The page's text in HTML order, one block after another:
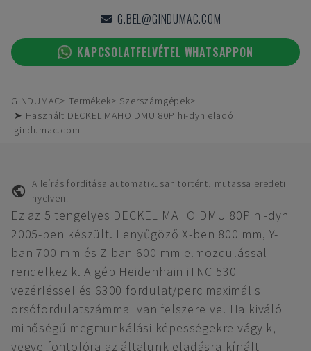
G.BEL@GINDUMAC.COM
KAPCSOLATFELVÉTEL WHATSAPPON
GINDUMAC Termékek
Szerszámgépek
➤ Használt DECKEL MAHO DMU 80P hi-dyn eladó |
gindumac.com
A leírás fordítása automatikusan történt, mutassa eredeti
nyelven.
Ez az 5 tengelyes DECKEL MAHO DMU 80P hi-dyn
2005-ben készült. Lenyűgöző X-ben 800 mm, Y-
ban 700 mm és Z-ban 600 mm elmozdulással
rendelkezik. A gép Heidenhain iTNC 530
vezérléssel és 6300 fordulat/perc maximális
orsófordulatszámmal van felszerelve. Ha kiváló
minőségű megmunkálási képességekre vágyik,
vegye fontolóra az általunk eladásra kínált